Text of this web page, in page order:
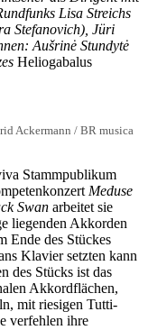
Lisa Streichs
Stefanovich), Jüri
Aušrinė Stundytė
Heliogabalus
Ackermann / BR musica
Stammpublikum
Meduse
Swan arbeitet sie
liegenden Akkorden
Ende des Stückes
Klavier setzten kann
des Stücks ist das
Akkordflächen,
mit riesigen Tutti-
verfehlen ihre